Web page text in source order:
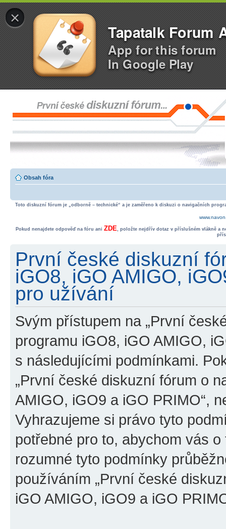
×
Tapatalk Forum
App for this forum
In Google Play
Obsah fóra
Toto diskuzní fórum je „odborně – technické“ a je zaměřeno k diskuzi o navigačních
Pokud nenajdete odpověď na fóru ani ZDE, položte nejdřív dotaz v příslušném vlákně a
První české diskuzní
iGO8, iGO AMIGO,
pro užívání
Svým přístupem na „První
programu iGO8, iGO AMIGO,
s následujícími podmínkami.
„První české diskuzní fórum o
AMIGO, iGO9 a iGO PRIMO“,
Vyhrazujeme si právo tyto
potřebné pro to, abychom vás
rozumné tyto podmínky
používáním „První české
iGO AMIGO, iGO9 a iGO